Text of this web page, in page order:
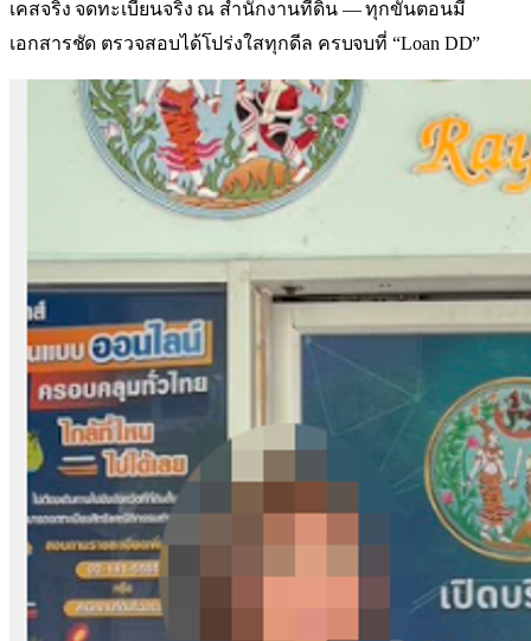
เคสจริง จดทะเบียนจริง ณ สำนักงานที่ดิน — ทุกขั้นตอนมี
เอกสารชัด ตรวจสอบได้โปร่งใสทุกดีล ครบจบที่ “Loan DD”